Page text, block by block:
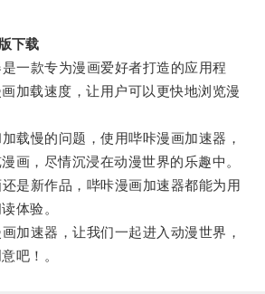
下载
款专为漫画爱好者打造的应用程
加载速度，让用户可以更快地浏览漫
慢的问题，使用哔咔漫画加速器，
画，尽情沉浸在动漫世界的乐趣中。
新作品，哔咔漫画加速器都能为用
体验。
速器，让我们一起进入动漫世界，
吧！。